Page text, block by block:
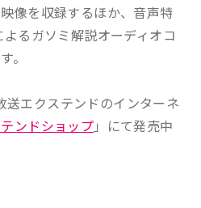
像を収録するほか、音声特
るガソミ解説オーディオコ
。
エクステンドのインターネ
ンドショップ」にて発売中